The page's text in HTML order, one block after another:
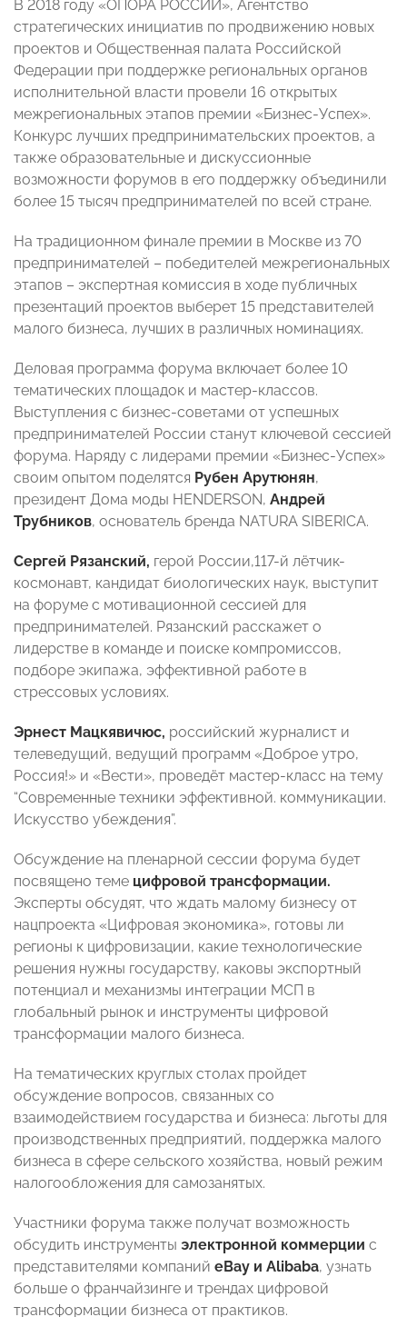
В 2018 году «ОПОРА РОССИИ», Агентство
стратегических инициатив по продвижению новых
проектов и Общественная палата Российской
Федерации при поддержке региональных органов
исполнительной власти провели 16 открытых
межрегиональных этапов премии «Бизнес-Успех».
Конкурс лучших предпринимательских проектов, а
также образовательные и дискуссионные
возможности форумов в его поддержку объединили
более 15 тысяч предпринимателей по всей стране.
На традиционном финале премии в Москве из 70
предпринимателей – победителей межрегиональных
этапов – экспертная комиссия в ходе публичных
презентаций проектов выберет 15 представителей
малого бизнеса, лучших в различных номинациях.
Деловая программа форума включает более 10
тематических площадок и мастер-классов.
Выступления с бизнес-советами от успешных
предпринимателей России станут ключевой сессией
форума. Наряду с лидерами премии «Бизнес-Успех»
своим опытом поделятся Рубен Арутюнян,
президент Дома моды HENDERSON, Андрей
Трубников, основатель бренда NATURA SIBERICA.
Сергей Рязанский, герой России,117-й лётчик-
космонавт, кандидат биологических наук, выступит
на форуме с мотивационной сессией для
предпринимателей. Рязанский расскажет о
лидерстве в команде и поиске компромиссов,
подборе экипажа, эффективной работе в
стрессовых условиях.
Эрнест Мацкявичюс, российский журналист и
телеведущий, ведущий программ «Доброе утро,
Россия!» и «Вести», проведёт мастер-класс на тему
“Современные техники эффективной. коммуникации.
Искусство убеждения”.
Обсуждение на пленарной сессии форума будет
посвящено теме цифровой трансформации.
Эксперты обсудят, что ждать малому бизнесу от
нацпроекта «Цифровая экономика», готовы ли
регионы к цифровизации, какие технологические
решения нужны государству, каковы экспортный
потенциал и механизмы интеграции МСП в
глобальный рынок и инструменты цифровой
трансформации малого бизнеса.
На тематических круглых столах пройдет
обсуждение вопросов, связанных со
взаимодействием государства и бизнеса: льготы для
производственных предприятий, поддержка малого
бизнеса в сфере сельского хозяйства, новый режим
налогообложения для самозанятых.
Участники форума также получат возможность
обсудить инструменты электронной коммерции с
представителями компаний eBay и Alibaba, узнать
больше о франчайзинге и трендах цифровой
трансформации бизнеса от практиков.